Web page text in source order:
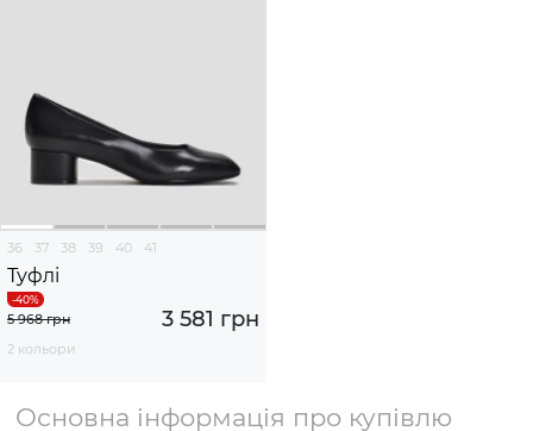
36 37 38 39 40 41
Туфлі
3 581 грн
5 968 грн
2 кольори
Основна інформація про купівлю